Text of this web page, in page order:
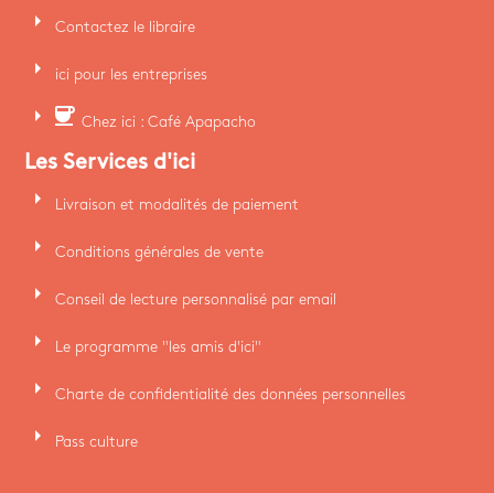
arrow_right Contactez le libraire
arrow_right ici pour les entreprises
arrow_right coffee Chez ici : Café Apapacho
Les Services d'ici
arrow_right Livraison et modalités de paiement
arrow_right Conditions générales de vente
arrow_right Conseil de lecture personnalisé par email
arrow_right Le programme "les amis d'ici"
arrow_right Charte de confidentialité des données personnelles
arrow_right Pass culture